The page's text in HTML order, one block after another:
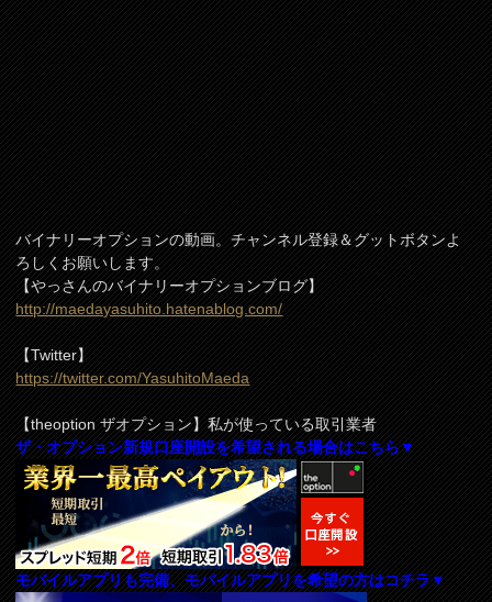
バイナリーオプションの動画。チャンネル登録＆グットボタンよ
ろしくお願いします。
【やっさんのバイナリーオプションブログ】
http://maedayasuhito.hatenablog.com/
【Twitter】
https://twitter.com/YasuhitoMaeda
【theoption ザオプション】私が使っている取引業者
ザ・オプション新規口座開設を希望される場合はこちら▼
モバイルアプリも完備、モバイルアプリを希望の方はコチラ▼